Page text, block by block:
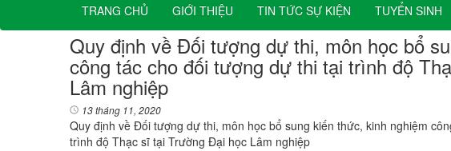
TRANG CHỦ GIỚI THIỆU TIN TỨC SỰ KIỆN TUYỂN SINH
Quy định về Đối tượng dự thi, môn học bổ
công tác cho đối tượng dự thi tại trình độ
Lâm nghiệp
13 tháng 11, 2020
Quy định về Đối tượng dự thi, môn học bổ sung kiến thức, kinh nghiệm
trình độ Thạc sĩ tại Trường Đại học Lâm nghiệp